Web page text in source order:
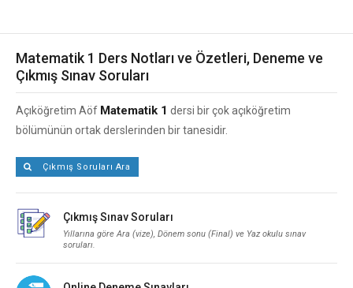
Matematik 1 Ders Notları ve Özetleri, Deneme ve
Çıkmış Sınav Soruları
Açıköğretim Aöf Matematik 1 dersi bir çok açıköğretim
bölümünün ortak derslerinden bir tanesidir.
Çıkmış Soruları Ara
Çıkmış Sınav Soruları
Yıllarına göre Ara (vize), Dönem sonu (Final) ve Yaz okulu sınav
soruları.